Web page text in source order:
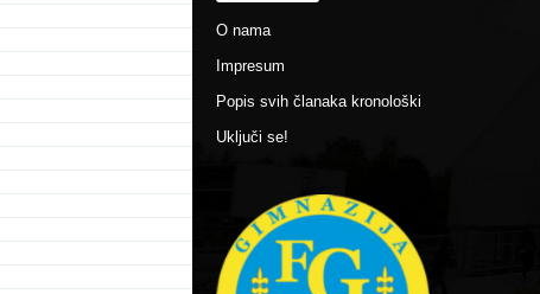
O nama
Impresum
Popis svih članaka kronološki
Uključi se!